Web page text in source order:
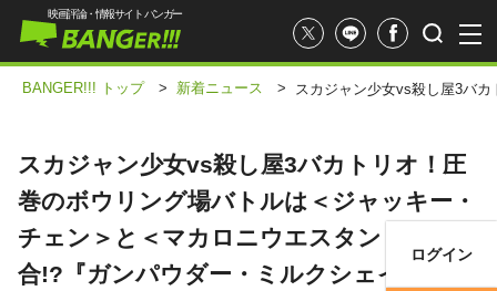
映画記事
映画評論・情報サイト バンガー
ログイン
BANGER!!! トップ > 新着ニュース > スカジャン少女vs殺し屋3バ
スカジャン少女vs殺し屋3バカトリオ！圧
巻のボウリング場バトルは＜ジャッキー・
チェン＞と＜マカロニウエスタン＞を融
合!?『ガンパウダー・ミルクシェイク』本